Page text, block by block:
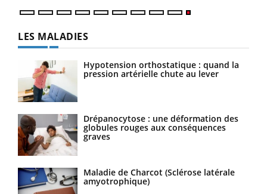
LES MALADIES
Hypotension orthostatique : quand la
pression artérielle chute au lever
Drépanocytose : une déformation des
globules rouges aux conséquences
graves
Maladie de Charcot (Sclérose latérale
amyotrophique)